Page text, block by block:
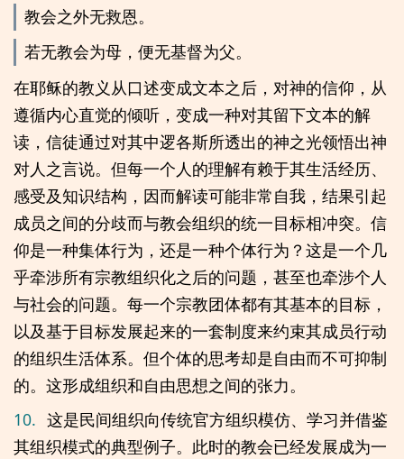
教会之外无救恩。
若无教会为母，便无基督为父。
在耶稣的教义从口述变成文本之后，对神的信仰，从
遵循内心直觉的倾听，变成一种对其留下文本的解
读，信徒通过对其中逻各斯所透出的神之光领悟出神
对人之言说。但每一个人的理解有赖于其生活经历、
感受及知识结构，因而解读可能非常自我，结果引起
成员之间的分歧而与教会组织的统一目标相冲突。信
仰是一种集体行为，还是一种个体行为？这是一个几
乎牵涉所有宗教组织化之后的问题，甚至也牵涉个人
与社会的问题。每一个宗教团体都有其基本的目标，
以及基于目标发展起来的一套制度来约束其成员行动
的组织生活体系。但个体的思考却是自由而不可抑制
的。这形成组织和自由思想之间的张力。
10. 这是民间组织向传统官方组织模仿、学习并借鉴
其组织模式的典型例子。此时的教会已经发展成为一